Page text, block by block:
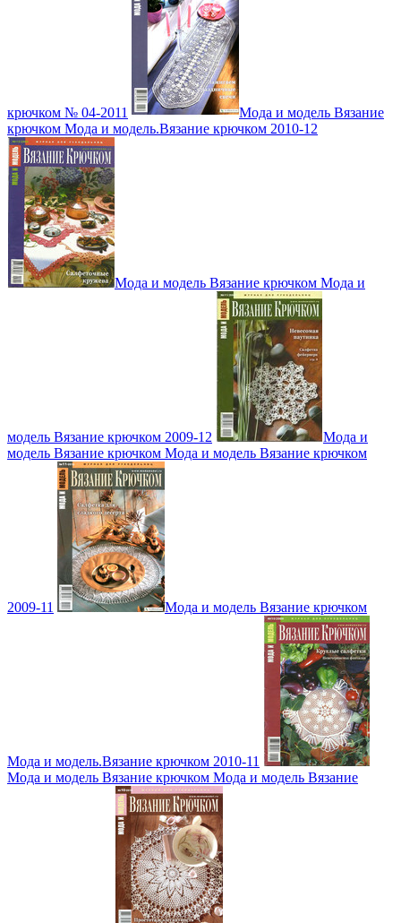
крючком № 04-2011
Мода и модель Вязание
крючком Мода и модель.Вязание крючком 2010-12
Мода и модель Вязание крючком Мода и
модель Вязание крючком 2009-12
Мода и
модель Вязание крючком Мода и модель Вязание крючком
2009-11 Мода и модель Вязание крючком
Мода и модель.Вязание крючком 2010-11
Мода и модель Вязание крючком Мода и модель Вязание